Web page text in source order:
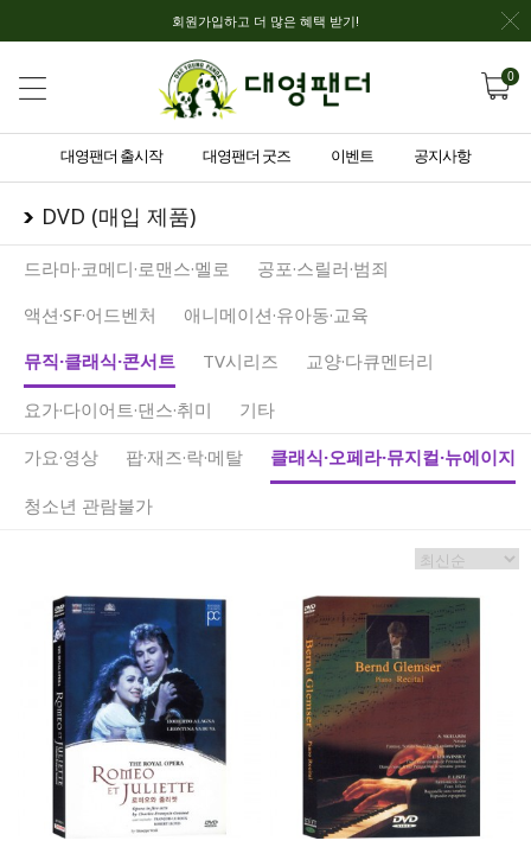
회원가입하고 더 많은 혜택 받기!
0
대영팬더 출시작 대영팬더 굿즈 이벤트 공지사항
DVD (매입 제품)
드라마·코메디·로맨스·멜로
공포·스릴러·범죄
액션·SF·어드벤처
애니메이션·유아동·교육
뮤직·클래식·콘서트
TV시리즈 교양·다큐멘터리
요가·다이어트·댄스·취미
기타
가요·영상
팝·재즈·락·메탈 클래식·오페라·뮤지컬·뉴에이지
청소년 관람불가